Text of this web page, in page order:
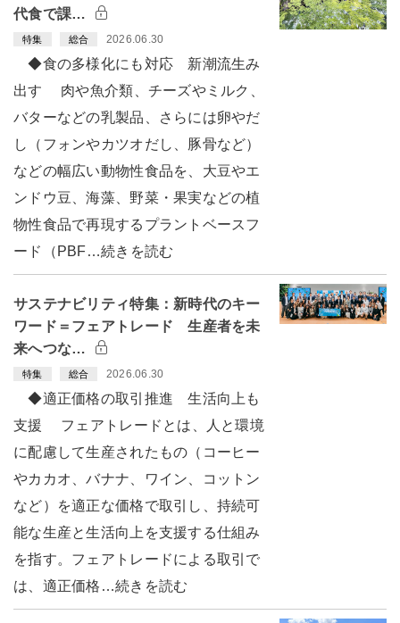
代食で課…
特集 総合 2026.06.30
◆食の多様化にも対応 新潮流生み
出す 肉や魚介類、チーズやミルク、
バターなどの乳製品、さらには卵やだ
し（フォンやカツオだし、豚骨など）
などの幅広い動物性食品を、大豆やエ
ンドウ豆、海藻、野菜・果実などの植
物性食品で再現するプラントベースフ
ード（PBF…続きを読む
サステナビリティ特集：新時代のキー
ワード＝フェアトレード 生産者を未
来へつな…
特集 総合 2026.06.30
◆適正価格の取引推進 生活向上も
支援 フェアトレードとは、人と環境
に配慮して生産されたもの（コーヒー
やカカオ、バナナ、ワイン、コットン
など）を適正な価格で取引し、持続可
能な生産と生活向上を支援する仕組み
を指す。フェアトレードによる取引で
は、適正価格…続きを読む